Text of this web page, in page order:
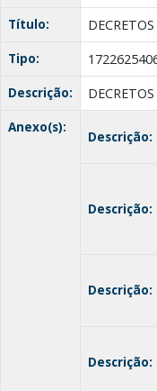
Título:
Tipo:
Descrição:
Anexo(s):
Descrição:
Descrição:
Descrição:
Descrição: